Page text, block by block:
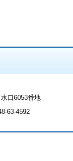
口6053番地
63-4592